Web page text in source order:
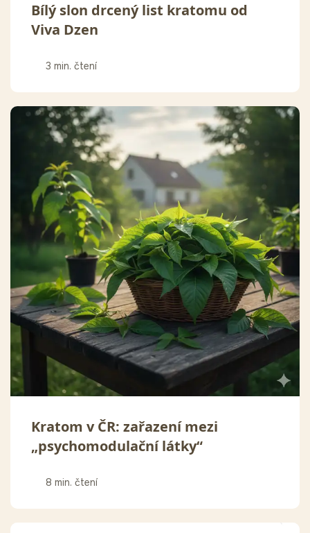
Bílý slon drcený list kratomu od
Viva Dzen
3 min. čtení
Kratom v ČR: zařazení mezi
„psychomodulační látky“
8 min. čtení